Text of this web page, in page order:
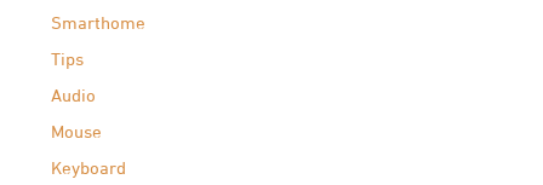
Smarthome
Tips
Audio
Mouse
Keyboard